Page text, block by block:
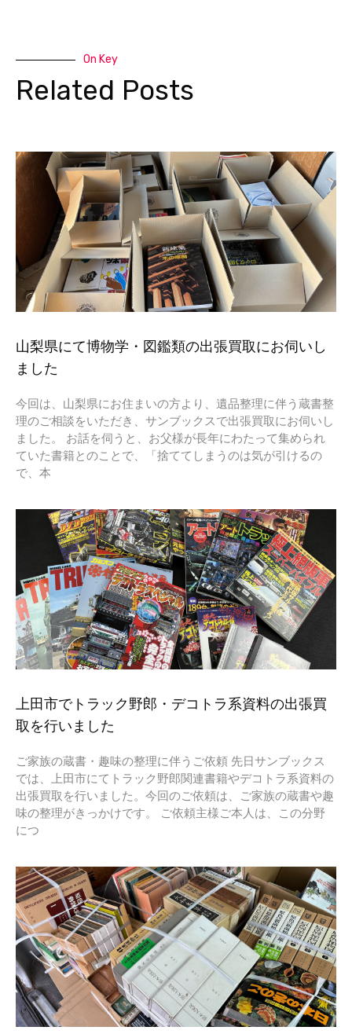
On Key
Related Posts
山梨県にて博物学・図鑑類の出張買取にお伺いし
ました
今回は、山梨県にお住まいの方より、遺品整理に伴う蔵書整
理のご相談をいただき、サンブックスで出張買取にお伺いし
ました。 お話を伺うと、お父様が長年にわたって集められ
ていた書籍とのことで、「捨ててしまうのは気が引けるの
で、本
上田市でトラック野郎・デコトラ系資料の出張買
取を行いました
ご家族の蔵書・趣味の整理に伴うご依頼 先日サンブックス
では、上田市にてトラック野郎関連書籍やデコトラ系資料の
出張買取を行いました。今回のご依頼は、ご家族の蔵書や趣
味の整理がきっかけです。 ご依頼主様ご本人は、この分野
につ